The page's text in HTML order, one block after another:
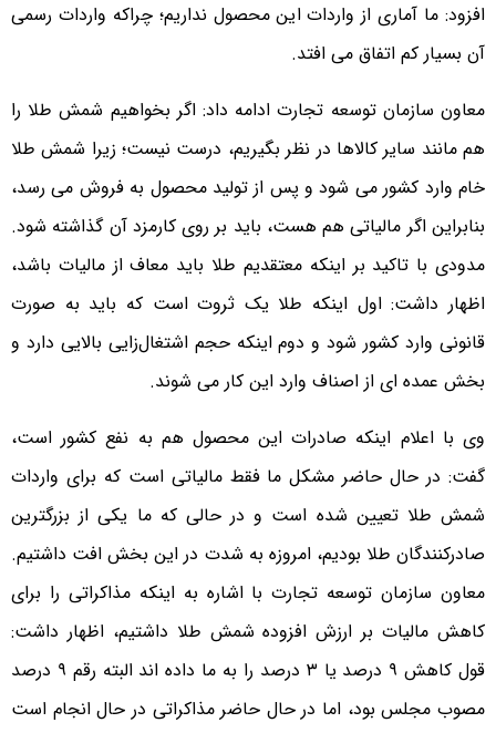
افزود: ما آماری از واردات این محصول نداریم؛ چراکه واردات رسمی
آن بسیار کم اتفاق می افتد.
معاون سازمان توسعه تجارت ادامه داد: اگر بخواهیم شمش طلا را
هم مانند سایر کالاها در نظر بگیریم، درست نیست؛ زیرا شمش طلا
خام وارد کشور می شود و پس از تولید محصول به فروش می رسد،
بنابراین اگر مالیاتی هم هست، باید بر روی کارمزد آن گذاشته شود.
مدودی با تاکید بر اینکه معتقدیم طلا باید معاف از مالیات باشد،
اظهار داشت: اول اینکه طلا یک ثروت است که باید به صورت
قانونی وارد کشور شود و دوم اینکه حجم اشتغال‌زایی بالایی دارد و
بخش عمده ای از اصناف وارد این کار می شوند.
وی با اعلام اینکه صادرات این محصول هم به نفع کشور است،
گفت: در حال حاضر مشکل ما فقط مالیاتی است که برای واردات
شمش طلا تعیین شده است و در حالی که ما یکی از بزرگترین
صادرکنندگان طلا بودیم، امروزه به شدت در این بخش افت داشتیم.
معاون سازمان توسعه تجارت با اشاره به اینکه مذاکراتی را برای
کاهش مالیات بر ارزش افزوده شمش طلا داشتیم، اظهار داشت:
قول کاهش ۹ درصد یا ۳ درصد را به ما داده اند البته رقم ۹ درصد
مصوب مجلس بود، اما در حال حاضر مذاکراتی در حال انجام است